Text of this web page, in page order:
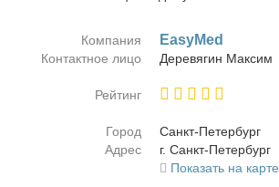
Компания EasyMed
Контактное лицо Де­ре­вя­гин Мак­сим
Рейтинг
Город
Санкт-Пе­тер­бург
Адрес
г. Санкт-Пе­тер­бург
Показать на карте